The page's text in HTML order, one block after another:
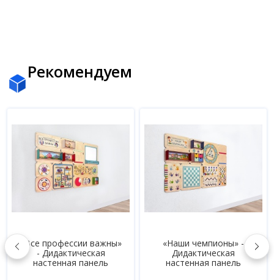
Рекомендуем
«Наши чемпионы» -
Дидактическая
настенная панель
«Познаем
мир» -
настенная панель